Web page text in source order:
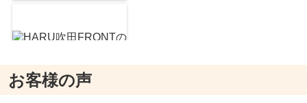
HARU吹田FRONT
お客様の声